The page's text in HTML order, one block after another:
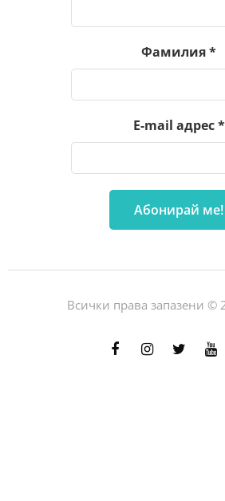
Фамилия*
E-mail адрес*
Всички права запазени ©